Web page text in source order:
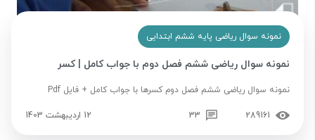
نمونه سوال ریاضی پایه ششم ابتدایی
نمونه سوال ریاضی ششم فصل دوم با جواب کامل | کسر
نمونه سوال ریاضی ششم فصل دوم کسرها با جواب کامل + فایل Pdf
289161
33 12 اردیبهشت 1403